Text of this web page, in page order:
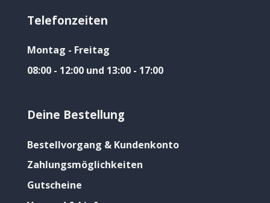
Telefonzeiten
Montag - Freitag
08:00 - 12:00 und 13:00 - 17:00
Deine Bestellung
Bestellvorgang & Kundenkonto
Zahlungsmöglichkeiten
Gutscheine